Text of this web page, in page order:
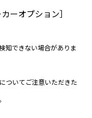
ーオプション］
知できない場合がありま
ついてご注意いただきた